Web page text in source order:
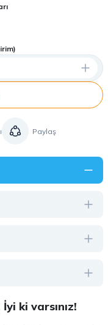
Paylaş
ki varsınız!